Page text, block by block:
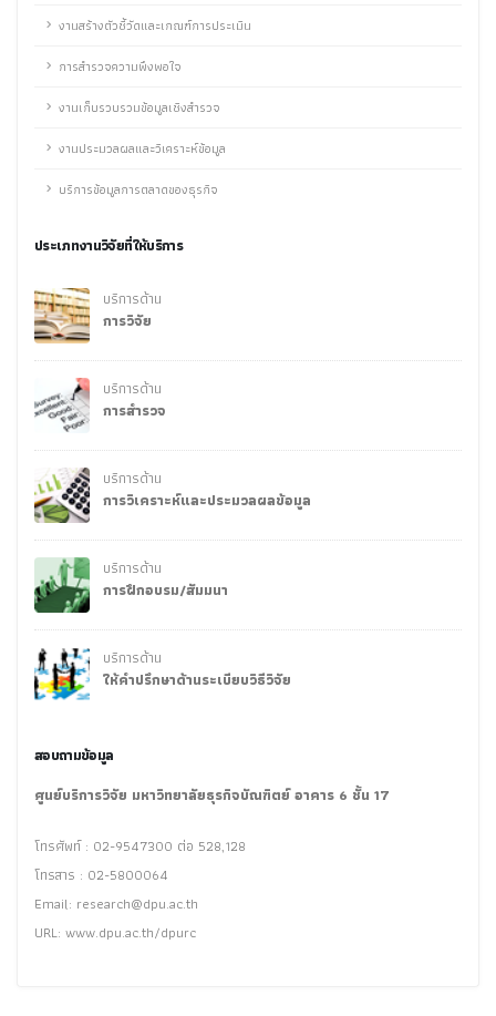
งานสร้างตัวชี้วัดและเกณฑ์การประเมิน
การสำรวจความพึงพอใจ
งานเก็บรวบรวมข้อมูลเชิงสำรวจ
งานประมวลผลและวิเคราะห์ข้อมูล
บริการข้อมูลการตลาดของธุรกิจ
ประเภทงานวิจัยที่ให้บริการ
บริการด้าน
การวิจัย
บริการด้าน
การสำรวจ
บริการด้าน
การวิเคราะห์และประมวลผลข้อมูล
บริการด้าน
การฝึกอบรม/สัมมนา
บริการด้าน
ให้คำปรึกษาด้านระเบียบวิธีวิจัย
สอบถามข้อมูล
ศูนย์บริการวิจัย มหาวิทยาลัยธุรกิจบัณฑิตย์ อาคาร 6 ชั้น 17
โทรศัพท์ : 02-9547300 ต่อ 528,128
โทรสาร : 02-5800064
Email: research@dpu.ac.th
URL: www.dpu.ac.th/dpurc